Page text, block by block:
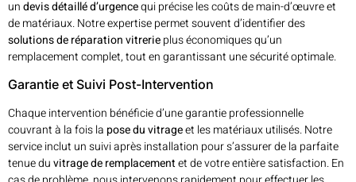
undevis détaillé d’urgencequi précise les coûts de main-d’œuvre et
de matériaux. Notre expertise permet souvent d’identifier des
solutions de réparation vitrerieplus économiques qu’un
remplacement complet, tout en garantissant une sécurité optimale.
Garantie et Suivi Post-Intervention
Chaque intervention bénéficie d’une garantie professionnelle
couvrant à la fois la pose du vitrageet les matériaux utilisés. Notre
service inclut un suivi après installation pour s’assurer de la parfaite
tenue duvitrage de remplacementet de votre entière satisfaction. En